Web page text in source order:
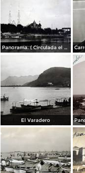
Panorama. ( Circulada el 21 de Abril de 1924 ).
El Varadero